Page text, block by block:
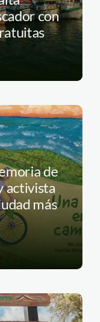
con
de
activista
más